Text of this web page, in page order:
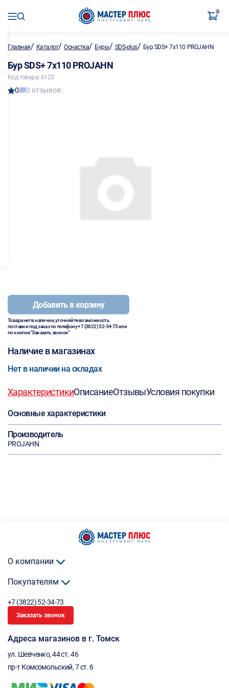
0
Главная/ Каталог/Оснастка/ Буры/ SDS-plus/ Бур SDS+ 7х110 PROJAHN
Бур SDS+ 7х110 PROJAHN
Код товара: 6123
0 0 отзывов
Добавить в корзину
Товара нет в наличии, уточняйте возможность
поставки под заказ по телефону+7 (3822) 52-34-73или
по кнопке "Заказать звонок"
Наличие в магазинах
Нет в наличии на складах
ХарактеристикиОписаниеОтзывыУсловия покупки
Основные характеристики
Производитель
PROJAHN
О компании
Покупателям
+7 (3822) 52-34-73
Заказать звонок
Адреса магазинов в г. Томск
ул. Шевченко, 44 ст. 46
пр-т Комсомольский, 7 ст. 6